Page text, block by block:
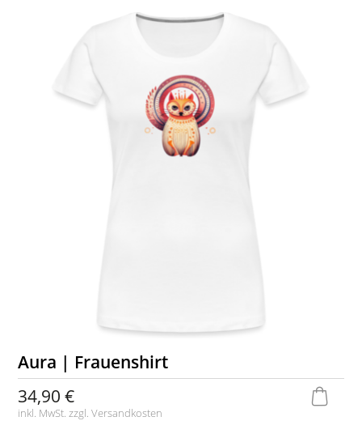
Aura | Frauenshirt
34,90 €
inkl. MwSt. zzgl.Versandkosten